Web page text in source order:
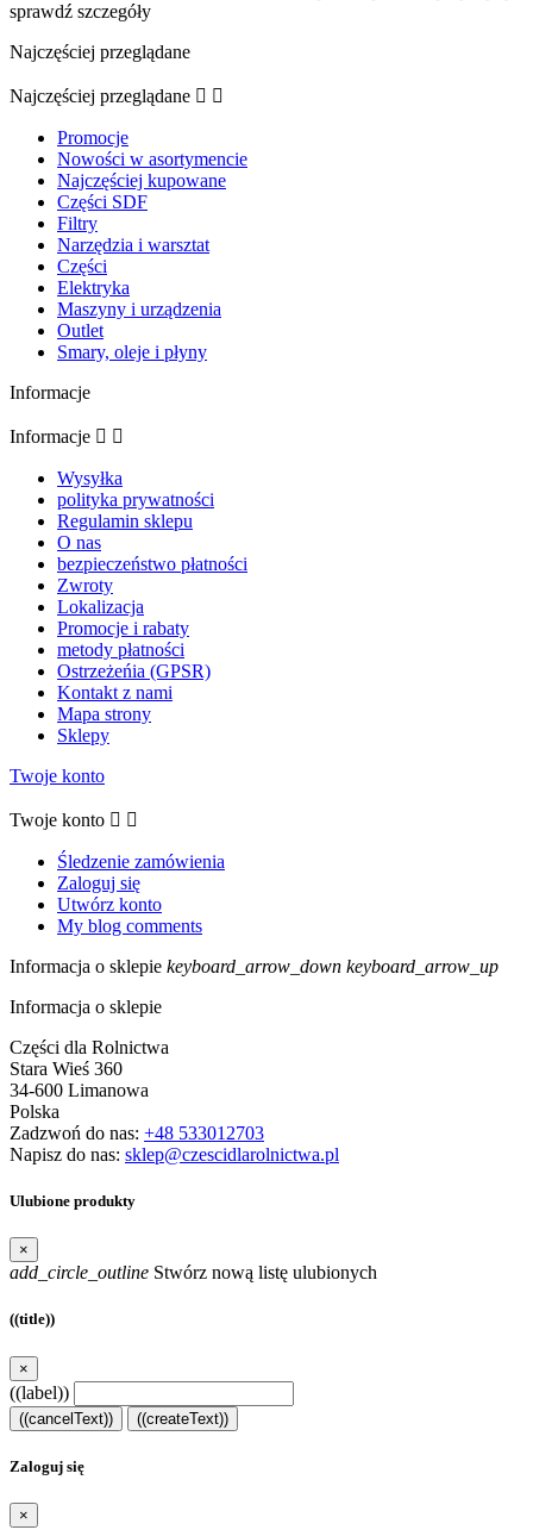
sprawdź szczegóły
Najczęściej przeglądane
Najczęściej przeglądane  
Promocje
Nowości w asortymencie
Najczęściej kupowane
Części SDF
Filtry
Narzędzia i warsztat
Części
Elektryka
Maszyny i urządzenia
Outlet
Smary, oleje i płyny
Informacje
Informacje  
Wysyłka
polityka prywatności
Regulamin sklepu
O nas
bezpieczeństwo płatności
Zwroty
Lokalizacja
Promocje i rabaty
metody płatności
Ostrzeżeńia (GPSR)
Kontakt z nami
Mapa strony
Sklepy
Twoje konto
Twoje konto  
Śledzenie zamówienia
Zaloguj się
Utwórz konto
My blog comments
Informacja o sklepie keyboard_arrow_down keyboard_arrow_up
Informacja o sklepie
Części dla Rolnictwa
Stara Wieś 360
34-600 Limanowa
Polska
Zadzwoń do nas: +48 533012703
Napisz do nas: sklep@czescidlarolnictwa.pl
Ulubione produkty
×
add_circle_outline Stwórz nową listę ulubionych
((title))
×
((label))
((cancelText)) ((createText))
Zaloguj się
×